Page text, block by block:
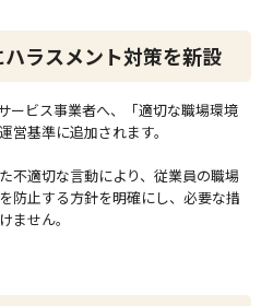
ラスメント対策を新設
ービス事業者へ、「適切な職場環境
営基準に追加されます。
不適切な言動により、従業員の職場
防止する方針を明確にし、必要な措
ません。